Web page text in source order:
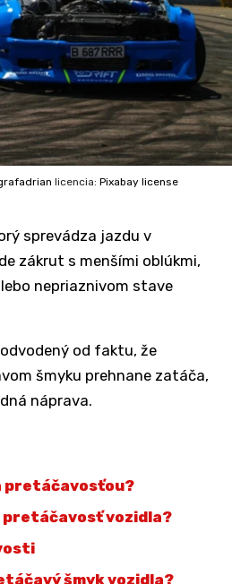
licencia: Pixabay license
sprevádza jazdu v
zákrut s menšími oblúkmi,
nepriaznivom stave
od faktu, že
šmyku prehnane zatáča,
náprava.
pretáčavosť vozidla?
šmyk vozidla?